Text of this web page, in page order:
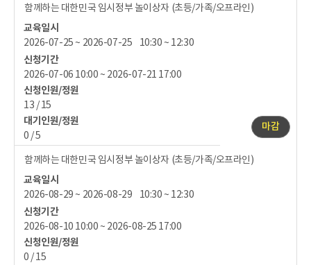
함께하는 대한민국 임시정부 놀이상자 (초등/가족/오프라인)
교육일시
2026-07-25 ~ 2026-07-25 10:30 ~ 12:30
신청기간
2026-07-06 10:00 ~ 2026-07-21 17:00
신청인원/정원
13 / 15
대기인원/정원
0 / 5
마감
함께하는 대한민국 임시정부 놀이상자 (초등/가족/오프라인)
교육일시
2026-08-29 ~ 2026-08-29 10:30 ~ 12:30
신청기간
2026-08-10 10:00 ~ 2026-08-25 17:00
신청인원/정원
0 / 15